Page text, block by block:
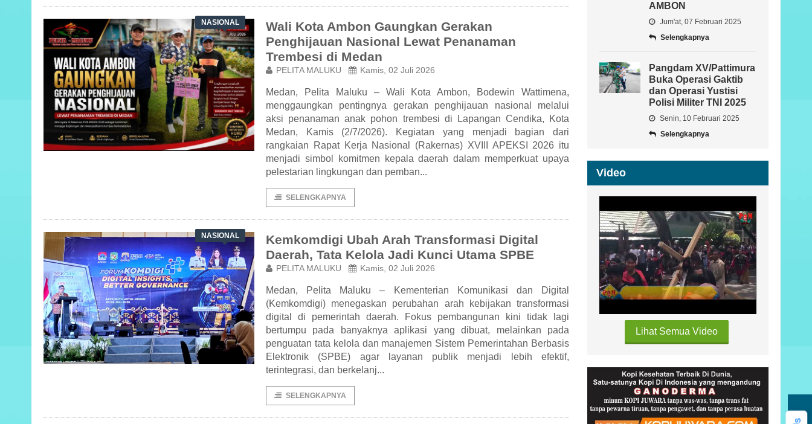
NASIONAL
Wali Kota Ambon Gaungkan Gerakan
Penghijauan Nasional Lewat Penanaman
Trembesi di Medan
PELITA MALUKU Kamis, 02 Juli 2026
Medan, Pelita Maluku – Wali Kota Ambon, Bodewin Wattimena,
menggaungkan pentingnya gerakan penghijauan nasional melalui
aksi penanaman anak pohon trembesi di Lapangan Cendika, Kota
Medan, Kamis (2/7/2026). Kegiatan yang menjadi bagian dari
rangkaian Rapat Kerja Nasional (Rakernas) XVIII APEKSI 2026 itu
menjadi simbol komitmen kepala daerah dalam memperkuat upaya
pelestarian lingkungan dan pemban...
SELENGKAPNYA
NASIONAL
Kemkomdigi Ubah Arah Transformasi Digital
Daerah, Tata Kelola Jadi Kunci Utama SPBE
PELITA MALUKU Kamis, 02 Juli 2026
Medan, Pelita Maluku – Kementerian Komunikasi dan Digital
(Kemkomdigi) menegaskan perubahan arah kebijakan transformasi
digital di pemerintah daerah. Fokus pembangunan kini tidak lagi
bertumpu pada banyaknya aplikasi yang dibuat, melainkan pada
penguatan tata kelola dan manajemen Sistem Pemerintahan Berbasis
Elektronik (SPBE) agar layanan publik menjadi lebih efektif,
terintegrasi, dan berkelanj...
SELENGKAPNYA
AMBON
Jum'at, 07 Februari 2025
Selengkapnya
Pangdam XV/Pattimura
Buka Operasi Gaktib
dan Operasi Yustisi
Polisi Militer TNI 2025
Senin, 10 Februari 2025
Selengkapnya
Video
Lihat Semua Video